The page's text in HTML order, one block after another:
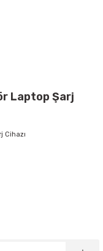
Laptop Şarj
Cihazı